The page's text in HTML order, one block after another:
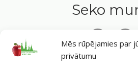
Mēs rūpējamies par
privātumu
Seko